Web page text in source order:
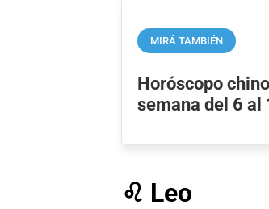
MIRÁ TAMBIÉN
Horóscopo
semana del 6 al
♌ Leo